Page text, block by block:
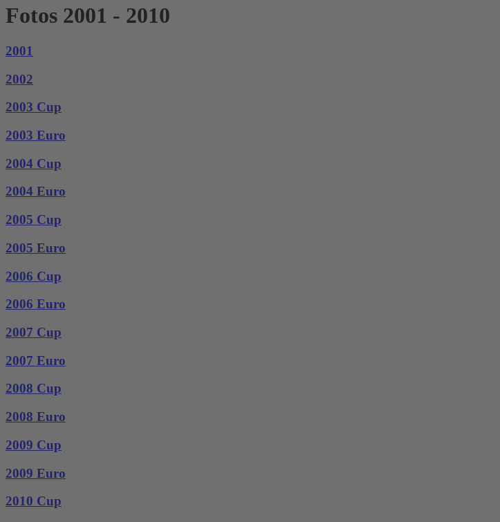
Fotos 2001 - 2010
2001
2002
2003 Cup
2003 Euro
2004 Cup
2004 Euro
2005 Cup
2005 Euro
2006 Cup
2006 Euro
2007 Cup
2007 Euro
2008 Cup
2008 Euro
2009 Cup
2009 Euro
2010 Cup